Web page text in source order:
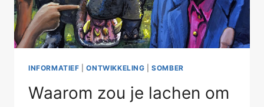
INFORMATIEF |ONTWIKKELING |SOMBER
Waarom zou je lachen om